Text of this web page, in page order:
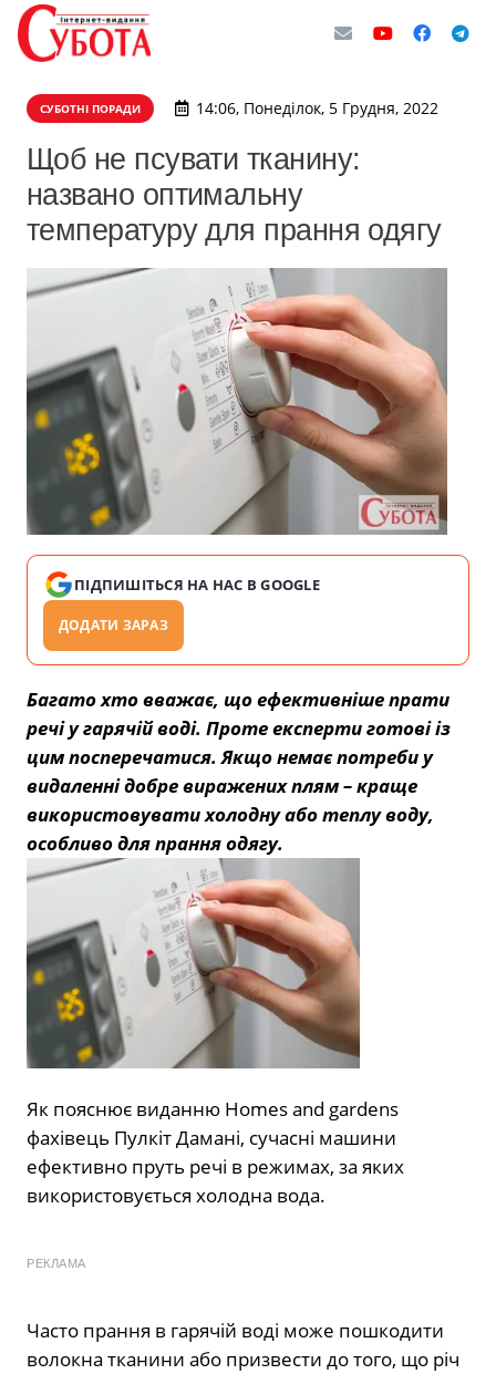
СУБОТНІ ПОРАДИ 14:06, Понеділок, 5 Грудня, 2022
Щоб не псувати тканину:
названо оптимальну
температуру для прання одягу
ПІДПИШІТЬСЯ НА НАС В GOOGLE
ДОДАТИ ЗАРАЗ
Багато хто вважає, що ефективніше прати
речі у гарячій воді. Проте експерти готові із
цим посперечатися. Якщо немає потреби у
видаленні добре виражених плям – краще
використовувати холодну або теплу воду,
особливо для прання одягу.
Як пояснює виданню Homes and gardens
фахівець Пулкіт Дамані, сучасні машини
ефективно пруть речі в режимах, за яких
використовується холодна вода.
РЕКЛАМА
Часто прання в гарячій воді може пошкодити
волокна тканини або призвести до того, що річ